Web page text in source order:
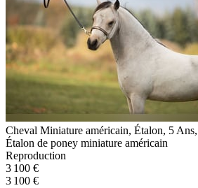
Cheval Miniature américain, Étalon, 5
Étalon de poney miniature américain
Reproduction
3 100 €
3 100 €